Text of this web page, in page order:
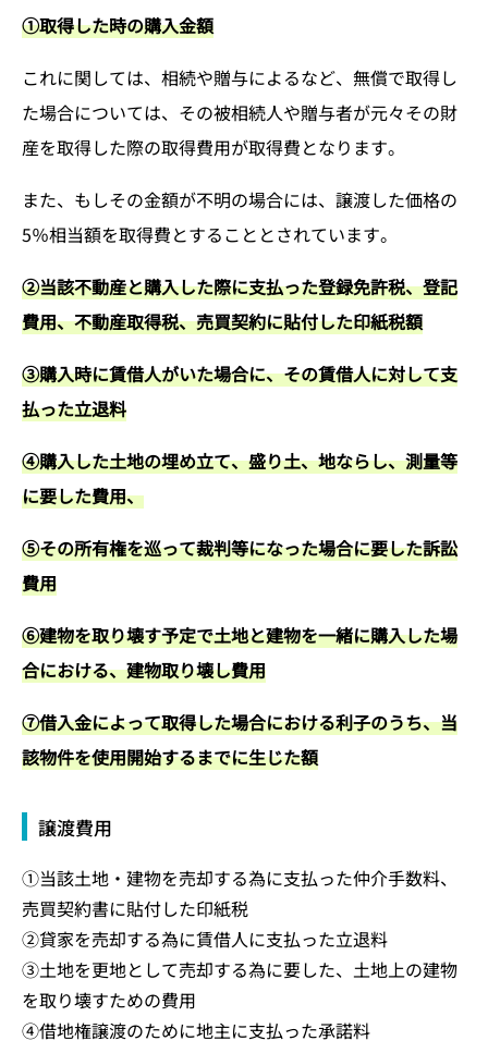
①取得した時の購入金額
これに関しては、相続や贈与によるなど、無償で取得し
た場合については、その被相続人や贈与者が元々その財
産を取得した際の取得費用が取得費となります。
また、もしその金額が不明の場合には、譲渡した価格の
5％相当額を取得費とすることとされています。
②当該不動産と購入した際に支払った登録免許税、登記
費用、不動産取得税、売買契約に貼付した印紙税額
③購入時に賃借人がいた場合に、その賃借人に対して支
払った立退料
④購入した土地の埋め立て、盛り土、地ならし、測量等
に要した費用、
⑤その所有権を巡って裁判等になった場合に要した訴訟
費用
⑥建物を取り壊す予定で土地と建物を一緒に購入した場
合における、建物取り壊し費用
⑦借入金によって取得した場合における利子のうち、当
該物件を使用開始するまでに生じた額
譲渡費用
①当該土地・建物を売却する為に支払った仲介手数料、
売買契約書に貼付した印紙税
②貸家を売却する為に賃借人に支払った立退料
③土地を更地として売却する為に要した、土地上の建物
を取り壊すための費用
④借地権譲渡のために地主に支払った承諾料